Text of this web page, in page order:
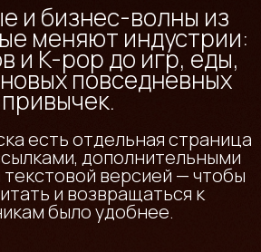
и бизнес-волны из
меняют индустрии:
и K-pop до игр, еды,
повседневных
привычек.
есть отдельная страница
дополнительными
версией — чтобы
и возвращаться к
было удобнее.